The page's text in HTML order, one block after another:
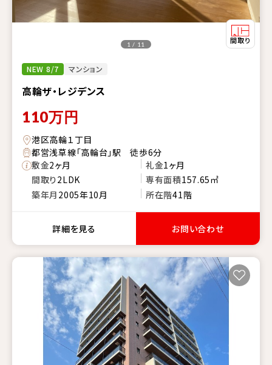
NEW 8/7 マンション
高輪ザ・レジデンス
1 / 11
110万円
港区高輪１丁目
都営浅草線「高輪台」駅 徒歩6分
敷金2ヶ月 礼金1ヶ月
間取り2LDK 専有面積157.65㎡
築年月 2005年10月 所在階41階
詳細を見る お問い合わせ